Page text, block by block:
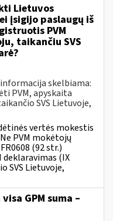
Lietuvos
įsigijo paslaugų iš
PVM
taikančiu SVS
skelbiama:
PVM, apyskaita
SVS Lietuvoje,
vertės mokestis
PVM mokėtojų
(92 str.)
deklaravimas (IX
SVS Lietuvoje,
GPM suma –